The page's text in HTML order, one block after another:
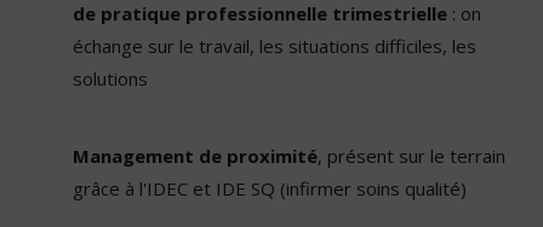
de pratique professionnelle trimestrielle : on
échange sur le travail, les situations difficiles, les
solutions
Management de proximité, présent sur le terrain
grâce à l'IDEC et IDE SQ (infirmer soins qualité)